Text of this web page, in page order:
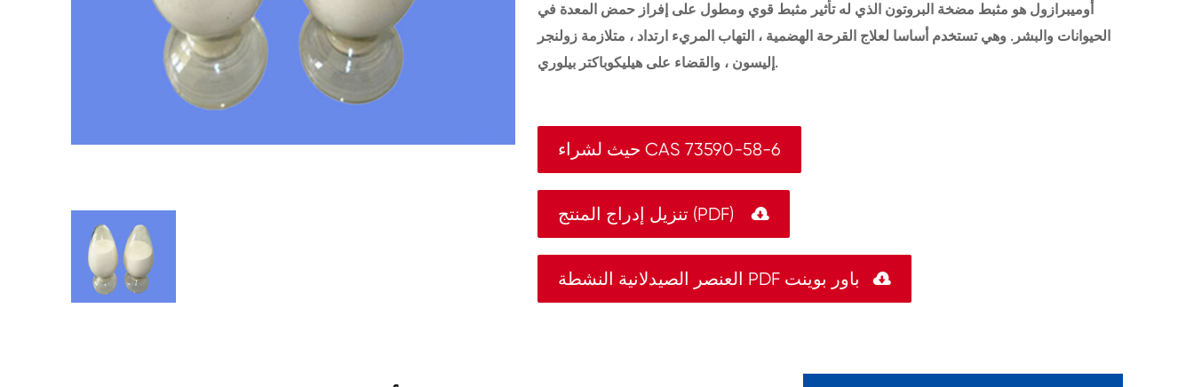
أوميبرازول هو مثبط مضخة البروتون الذي له تأثير مثبط قوي ومطول على إفراز حمض المعدة في
الحيوانات والبشر. وهي تستخدم أساسا لعلاج القرحة الهضمية ، التهاب المريء ارتداد ، متلازمة زولنجر
إليسون ، والقضاء على هيليكوباكتر بيلوري.
حيث لشراء CAS 73590-58-6
تنزيل إدراج المنتج (PDF) 
العنصر الصيدلانية النشطة PDF باور بوينت 